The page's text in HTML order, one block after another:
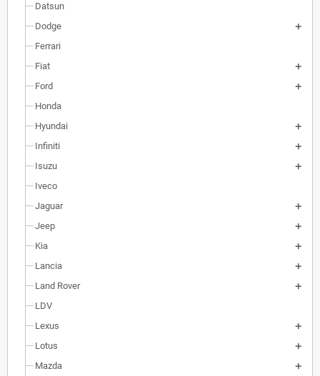
Datsun
Dodge
Ferrari
Fiat
Ford
Honda
Hyundai
Infiniti
Isuzu
Iveco
Jaguar
Jeep
Kia
Lancia
Land Rover
LDV
Lexus
Lotus
Mazda